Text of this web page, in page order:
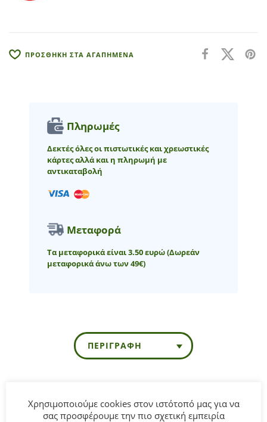
ΠΡΟΣΘΗΚΗ ΣΤΑ ΑΓΑΠΗΜΕΝΑ
Πληρωμές
Δεκτές όλες οι πιστωτικές και χρεωστικές
κάρτες αλλά και η πληρωμή με
αντικαταβολή
Μεταφορά
Τα μεταφορικά είναι 3.50 ευρώ(Δωρεάν
μεταφορικά άνω των 49€)
ΠΕΡΙΓΡΑΦΉ
σε μαύρο χρώμα με λάστιχο στη μέση και σχέδιο τσέπες.
Χρησιμοποιούμε cookies στον ιστότοπό μας για να
σας προσφέρουμε την πιο σχετική εμπειρία